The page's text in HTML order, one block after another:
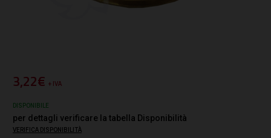
3,22€ + IVA
DISPONIBILE
per dettagli verificare la tabella Disponibilità
VERIFICA DISPONIBILITÀ